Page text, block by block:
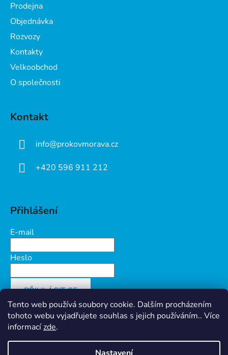
Tento web používá soubory cookie. Dalším procházením
tohoto webu vyjadřujete souhlas s jejich používáním.. Více
informacízde.
Prodejna
Objednávka
Rozvozy
Kontakty
Velkoobchod
O společnosti
Kontakt
info@prokovmorava.cz
+420 596 911 212
Přihlášení
E-mail
Heslo
PŘIHLÁSIT SE
Nová registraceZapomenuté heslo